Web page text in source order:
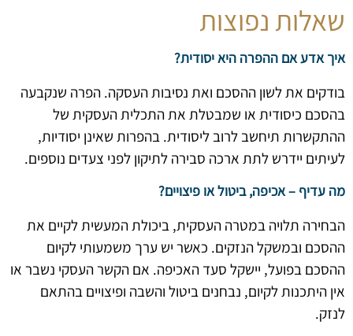
שאלות נפוצות
איך אדע אם ההפרה היא יסודית?
בודקים את לשון ההסכם ואת נסיבות העסקה. הפרה שנקבעה
בהסכם כיסודית או שמבטלת את התכלית העסקית של
ההתקשרות תיחשב לרוב ליסודית. בהפרות שאינן יסודיות,
לעיתים יידרש לתת ארכה סבירה לתיקון לפני צעדים נוספים.
מה עדיף – אכיפה, ביטול או פיצויים?
הבחירה תלויה במטרה העסקית, ביכולת המעשית לקיים את
ההסכם ובמשקל הנזקים. כאשר יש ערך משמעותי לקיום
ההסכם בפועל, יישקל סעד האכיפה. אם הקשר העסקי נשבר או
אין היתכנות לקיום, נבחנים ביטול והשבה ופיצויים בהתאם
לנזק.